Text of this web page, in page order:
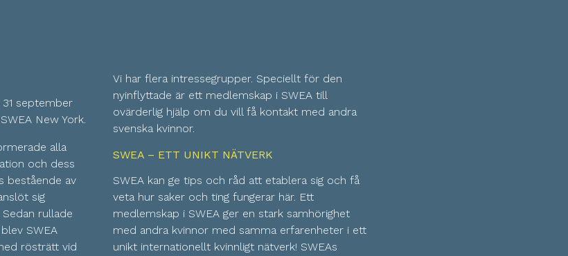
september
New York.
alla
och dess
bestående av
sig
rullade
SWEA
rösträtt vid
Vi har flera intressegrupper. Speciellt för den
nyinflyttade är ett medlemskap i SWEA till
ovärderlig hjälp om du vill få kontakt med andra
svenska kvinnor.
SWEA – ETT UNIKT NÄTVERK
SWEA kan ge tips och råd att etablera sig och få
veta hur saker och ting fungerar här. Ett
medlemskap i SWEA ger en stark samhörighet
med andra kvinnor med samma erfarenheter i ett
unikt internationellt kvinnligt nätverk! SWEAs